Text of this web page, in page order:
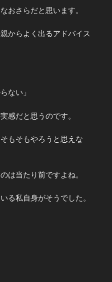
おさらだと思います。
からよく出るアドバイス
ない」
感だと思うのです。
もそもやろうと思えな
は当たり前ですよね。
る私自身がそうでした。